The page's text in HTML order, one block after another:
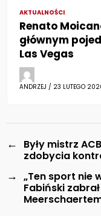
AKTUALNOŚCI
Renato
głównym
Las Vegas
ANDRZEJ / 23 LUTEGO
←
Były mistrz
zdobycia
→ „Ten sport nie
Fabiński